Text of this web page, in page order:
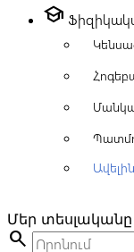
school
Ավելին
Մեր տեսլականը
search